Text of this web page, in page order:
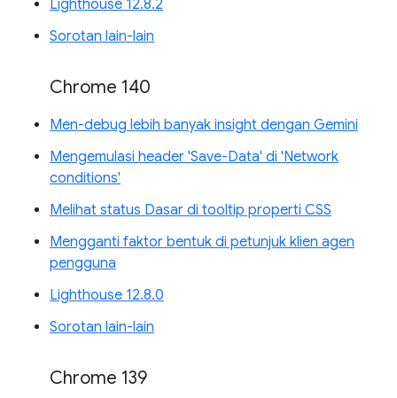
Lighthouse 12.8.2
Sorotan lain-lain
Chrome 140
Men-debug lebih banyak insight dengan Gemini
Mengemulasi header 'Save-Data' di 'Network
conditions'
Melihat status Dasar di tooltip properti CSS
Mengganti faktor bentuk di petunjuk klien agen
pengguna
Lighthouse 12.8.0
Sorotan lain-lain
Chrome 139